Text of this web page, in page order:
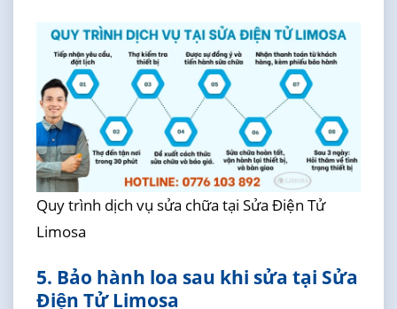
Quy trình dịch vụ sửa chữa tại Sửa Điện Tử
Limosa
5. Bảo hành loa sau khi sửa tại Sửa
Điện Tử Limosa